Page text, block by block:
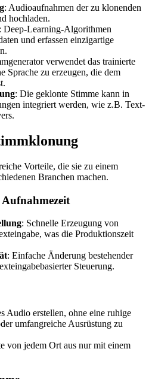
: Audioaufnahmen der zu klonenden
hochladen.
: Deep-Learning-Algorithmen
und erfassen einzigartige
verwendet das trainierte
Sprache zu erzeugen, die dem
: Die geklonte Stimme kann in
integriert werden, wie z.B. Text-
Vorteile, die sie zu einem
Branchen machen.
Aufnahmezeit
: Schnelle Erzeugung von
was die Produktionszeit
: Einfache Änderung bestehender
Steuerung.
Audio erstellen, ohne eine ruhige
umfangreiche Ausrüstung zu
von jedem Ort aus nur mit einem